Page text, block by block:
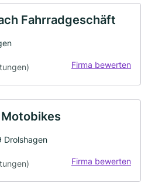
Fahrradgeschäft
Firma bewerten
Motobikes
Drolshagen
Firma bewerten